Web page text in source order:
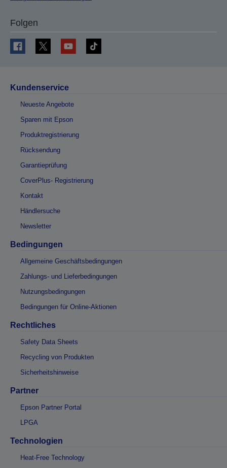
Folgen
Kundenservice
Neueste Angebote
Sparen mit Epson
Produktregistrierung
Rücksendung
Garantieprüfung
CoverPlus- Registrierung
Kontakt
Händlersuche
Newsletter
Bedingungen
Allgemeine Geschäftsbedingungen
Zahlungs- und Lieferbedingungen
Nutzungsbedingungen
Bedingungen für Online-Aktionen
Rechtliches
Safety Data Sheets
Recycling von Produkten
Sicherheitshinweise
Partner
Epson Partner Portal
LPGA
Technologien
Heat-Free Technology